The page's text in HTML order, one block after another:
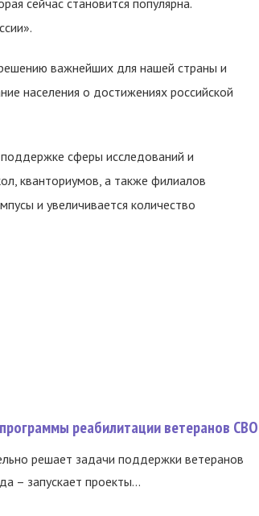
сейчас становится популярна.
важнейших для нашей страны и
населения о достижениях российской
сферы исследований и
кванториумов, а также филиалов
и увеличивается количество
реабилитации ветеранов СВО
решает задачи поддержки ветеранов
– запускает проекты...